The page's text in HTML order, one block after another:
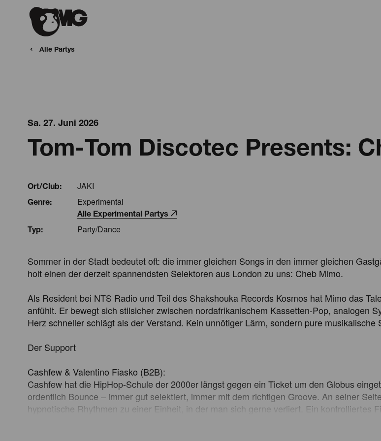
Alle Partys
Sa. 27. Juni 2026
Tom-Tom Discotec Presents:
Ort/Club: JAKI
Genre: Experimental
Alle Experimental Partys
Typ:
Party/Dance
Sommer in der Stadt bedeutet oft: die immer gleichen Songs in den immer gleichen
holt einen der derzeit spannendsten Selektoren aus London zu uns: Cheb Mimo.
Als Resident bei NTS Radio und Teil des Shakshouka Records Kosmos hat Mimo das
anfühlt. Er bewegt sich stilsicher zwischen nordafrikanischem Kassetten-Pop, analogen
Herz schneller schlägt als der Verstand. Kein unnötiger Lärm, sondern pure musikalische
Der Support
Cashfew & Valentino Fiasko (B2B):
Cashfew hat die HipHop-Schule der 2000er längst gegen ein Ticket um den Globus
ordentlich Bounce – immer gut selektiert, immer mit dem richtigen Groove. An seiner
hypnotische Rhythmen zu einer Einheit, in der man sich gerne verliert. Ein kontrolliertes